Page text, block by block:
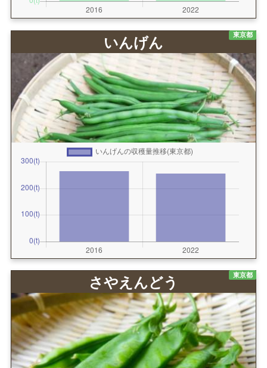
東京都
いんげん
東京都
さやえんどう